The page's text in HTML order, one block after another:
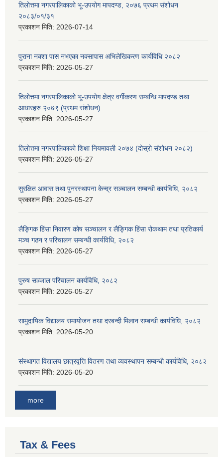
तिलोत्तमा नगरपालिकाको भू-उपयोग मापदण्ड, २०७६ प्रथम संशोधन
२०८३/०१/३१
प्रकाशन मिति: 2026-07-14
पुराना नक्शा पास नभएका नक्सापास अभिलेखिकरण कार्यविधि २०८२
प्रकाशन मिति: 2026-05-27
तिलोत्तमा नगरपालिकाको भू-उपयोग क्षेत्र वर्गीकरण सम्बन्धि मापदण्ड तथा
आधारहरु २०७९ (प्रथम संशोधन)
प्रकाशन मिति: 2026-05-27
तिलोत्तमा नगरपालिकाको शिक्षा नियमावली २०७४ (दोस्रो संशोधन २०८२)
प्रकाशन मिति: 2026-05-27
सुरक्षित आवास तथा पुनरस्थापना केन्द्र सञ्चालन सम्बन्धी कार्यविधि, २०८२
प्रकाशन मिति: 2026-05-27
लैङ्गिक हिंसा निवारण कोष सञ्चालन र लैङ्गिक हिंसा रोकथाम तथा प्रतिकार्य
मञ्च गठन र परिचालन सम्बन्धी कार्यविधि, २०८२
प्रकाशन मिति: 2026-05-27
पुरुष सञ्जाल परिचालन कार्यविधि, २०८२
प्रकाशन मिति: 2026-05-27
सामुदायिक विद्यालय समायोजन तथा दरबन्दी मिलान सम्बन्धी कार्यविधि, २०८२
प्रकाशन मिति: 2026-05-20
संस्थागत विद्यालय छात्रवृत्ति वितरण तथा व्यवस्थापन सम्बन्धी कार्यविधि, २०८२
प्रकाशन मिति: 2026-05-20
more
Tax & Fees